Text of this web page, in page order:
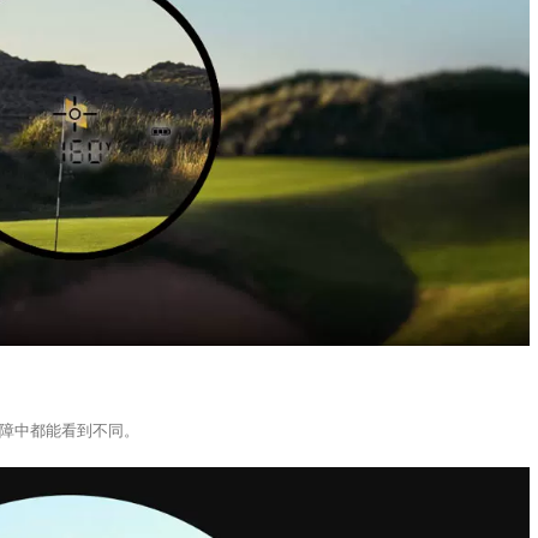
中都能看到不同。